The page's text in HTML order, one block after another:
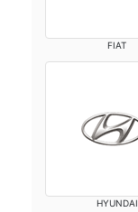
FIAT
HYUNDAI